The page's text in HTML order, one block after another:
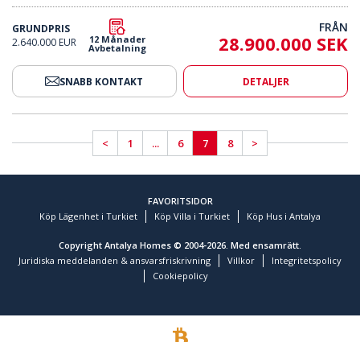
GRUNDPRIS
2.640.000 EUR
12 Månader
Avbetalning
FRÅN
28.900.000 SEK
SNABB KONTAKT DETALJER
< 1 ... 6 7 8 >
FAVORITSIDOR
Köp Lägenhet i Turkiet
Köp Villa i Turkiet Köp Hus i Antalya
Copyright Antalya Homes © 2004-2026. Med ensamrätt.
Juridiska meddelanden & ansvarsfriskrivning
Villkor
Integritetspolicy
Cookiepolicy